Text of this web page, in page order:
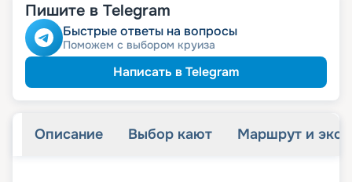
Пишите в Telegram
Быстрые ответы на вопросы
Поможем с выбором круиза
Написать в Telegram
Описание Выбор кают Маршрут и